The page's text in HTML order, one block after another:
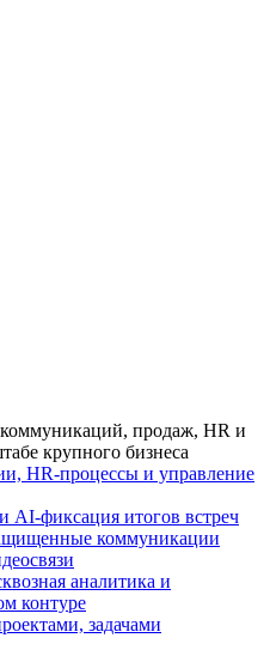
продаж, HR и
крупного бизнеса
HR-процессы и управление
AI-фиксация итогов встреч
коммуникации
аналитика и
контуре
задачами